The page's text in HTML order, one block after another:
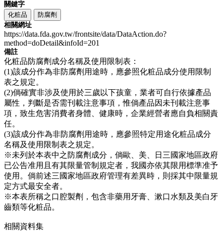
關鍵字
化粧品
防腐劑
相關網址
https://data.fda.gov.tw/frontsite/data/DataAction.do?
method=doDetail&infoId=201
備註
化粧品防腐劑成分名稱及使用限制表：
(1)該成分作為非防腐劑用途時，應參照化粧品成分使用限制
表之規定。
(2)倘確實非涉及使用於三歲以下孩童，業者可自行依據產品
屬性，判斷是否需刊載注意事項，惟倘產品因未刊載注意事
項，致生危害消費者身體、健康時，企業經營者應自負相關責
任。
(3)該成分作為非防腐劑用途時，應參照特定用途化粧品成分
名稱及使用限制表之規定。
※未列於本表中之防腐劑成分，倘歐、美、日三國家地區政府
已公告准用且有其限量管制規定者，我國亦依其限用標準准予
使用。倘前述三國家地區政府管理有差異時，則採其中限量規
定方式最安全者。
※本表所稱之口腔製劑，包含非藥用牙膏、漱口水類及美白牙
齒類等化粧品。
相關資料集